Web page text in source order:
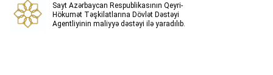
Sayt Azərbaycan Respublikasının Qeyri-
Hökumət Təşkilatlarına Dövlət Dəstəyi
Agentliyinin maliyyə dəstəyi ilə yaradılıb.